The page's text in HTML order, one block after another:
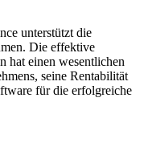
unterstützt die
Die effektive
hat einen wesentlichen
seine Rentabilität
für die erfolgreiche